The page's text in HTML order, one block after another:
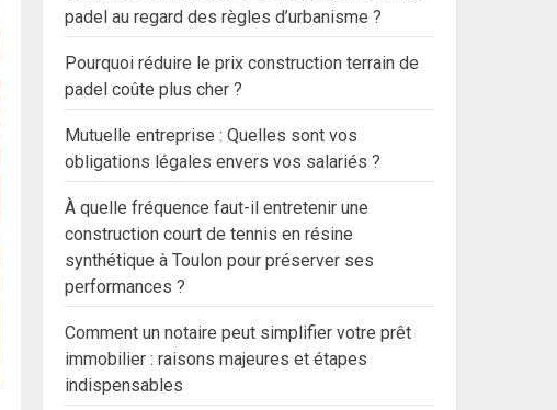
padel au regard des règles d’urbanisme ?
Pourquoi réduire le prix construction terrain de
padel coûte plus cher ?
Mutuelle entreprise : Quelles sont vos
obligations légales envers vos salariés ?
À quelle fréquence faut-il entretenir une
construction court de tennis en résine
synthétique à Toulon pour préserver ses
performances ?
Comment un notaire peut simplifier votre prêt
immobilier : raisons majeures et étapes
indispensables